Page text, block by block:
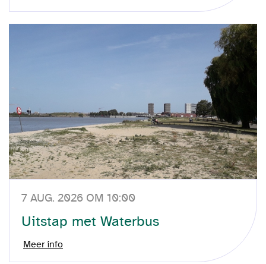
7 AUG. 2026 OM 10:00
Uitstap met Waterbus
Meer info